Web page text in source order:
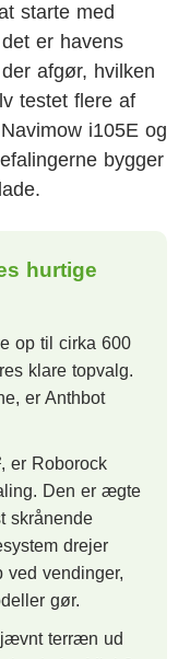
starte med
er havens
afgør, hvilken
testet flere af
i105E og
bygger
hurtige
op til cirka 600
klare topvalg.
er Anthbot
er Roborock
Den er ægte
skrånende
drejer
vendinger,
gør.
terræn ud